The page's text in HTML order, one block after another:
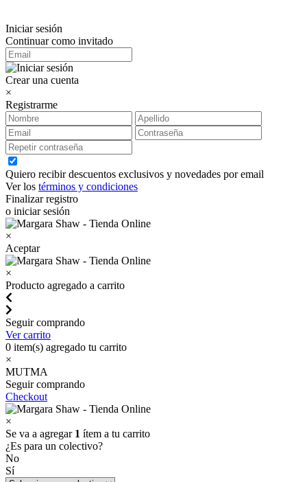
Iniciar sesión
Continuar como invitado
Crear una cuenta
×
Registrarme
Quiero recibir descuentos exclusivos y novedades por email
Ver los términos y condiciones
Finalizar registro
o iniciar sesión
×
Aceptar
×
Producto agregado a carrito
Seguir comprando
Ver carrito
0 item(s) agregado tu carrito
×
MUTMA
Seguir comprando
Checkout
×
Se va a agregar 1 ítem a tu carrito
¿Es para un colectivo?
No
Sí